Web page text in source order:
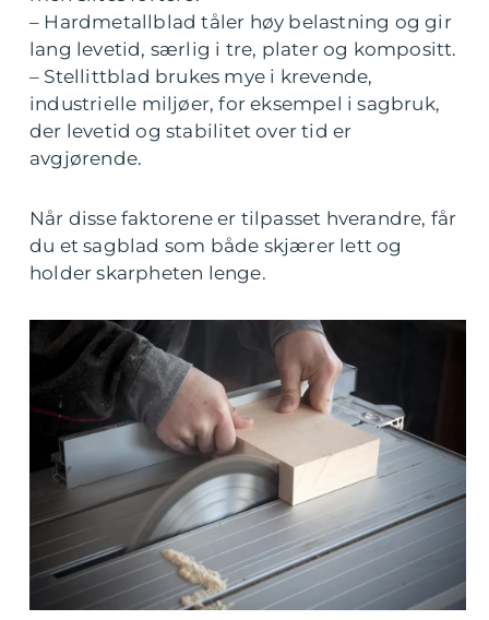
– Hardmetallblad tåler høy belastning og gir
lang levetid, særlig i tre, plater og kompositt.
– Stellittblad brukes mye i krevende,
industrielle miljøer, for eksempel i sagbruk,
der levetid og stabilitet over tid er
avgjørende.
Når disse faktorene er tilpasset hverandre, får
du et sagblad som både skjærer lett og
holder skarpheten lenge.